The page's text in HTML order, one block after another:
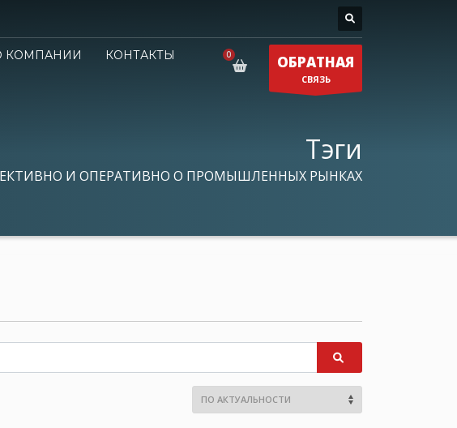
КОМПАНИИ
КОНТАКТЫ
ОБРАТНАЯ
СВЯЗЬ
Тэги
И ОПЕРАТИВНО О ПРОМЫШЛЕННЫХ РЫНКАХ